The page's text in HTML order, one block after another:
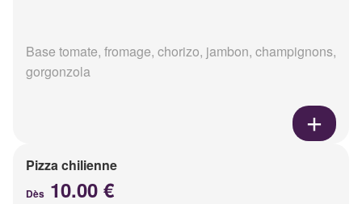
Base tomate, fromage, chorizo, jambon, champignons,
gorgonzola
Pizza chilienne
Dès 10.00 €